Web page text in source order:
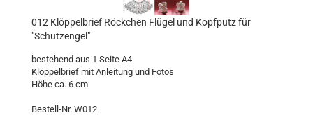
012 Klöppelbrief Röckchen Flügel und Kopfputz für
"Schutzengel"
bestehend aus 1 Seite A4
Klöppelbrief mit Anleitung und Fotos
Höhe ca. 6 cm
Bestell-Nr. W012